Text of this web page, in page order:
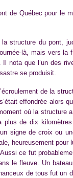
de Québec pour le
structure du pont,
là, mais vers la
nota que l’un des
se produisit.
de la
effondrée alors
où la structure
de dix
signe de croix ou
heureusement pour
ce fut
le fleuve. Un
de tous fut un